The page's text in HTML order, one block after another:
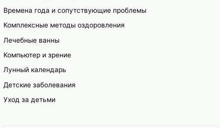
Времена года и сопутствующие проблемы
Комплексные методы оздоровления
Лечебные ванны
Компьютер и зрение
Лунный календарь
Детские заболевания
Уход за детьми